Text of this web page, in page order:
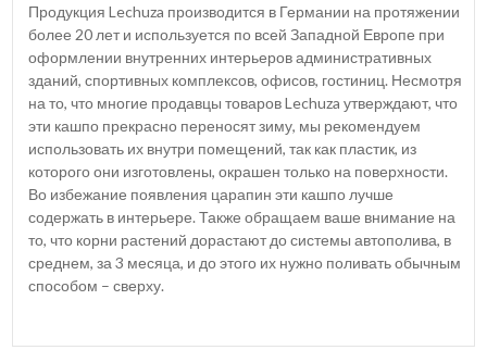
Продукция Lechuza производится в Германии на протяжении
более 20 лет и используется по всей Западной Европе при
оформлении внутренних интерьеров административных
зданий, спортивных комплексов, офисов, гостиниц. Несмотря
на то, что многие продавцы товаров Lechuza утверждают, что
эти кашпо прекрасно переносят зиму, мы рекомендуем
использовать их внутри помещений, так как пластик, из
которого они изготовлены, окрашен только на поверхности.
Во избежание появления царапин эти кашпо лучше
содержать в интерьере. Также обращаем ваше внимание на
то, что корни растений дорастают до системы автополива, в
среднем, за 3 месяца, и до этого их нужно поливать обычным
способом – сверху.